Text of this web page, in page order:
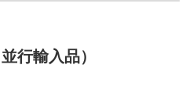
行輸入品）